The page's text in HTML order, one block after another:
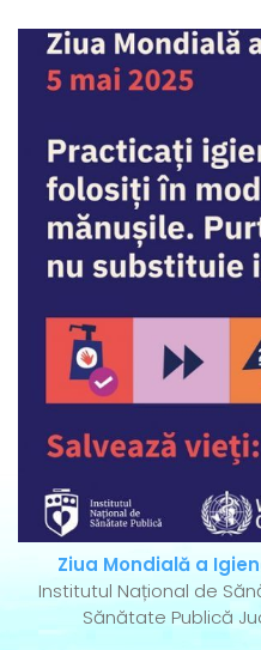
Ziua Mondială a
Institutul Național de
Sănătate Publică